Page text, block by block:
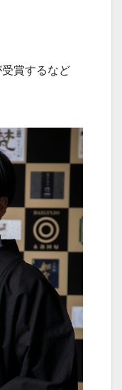
賞するなど